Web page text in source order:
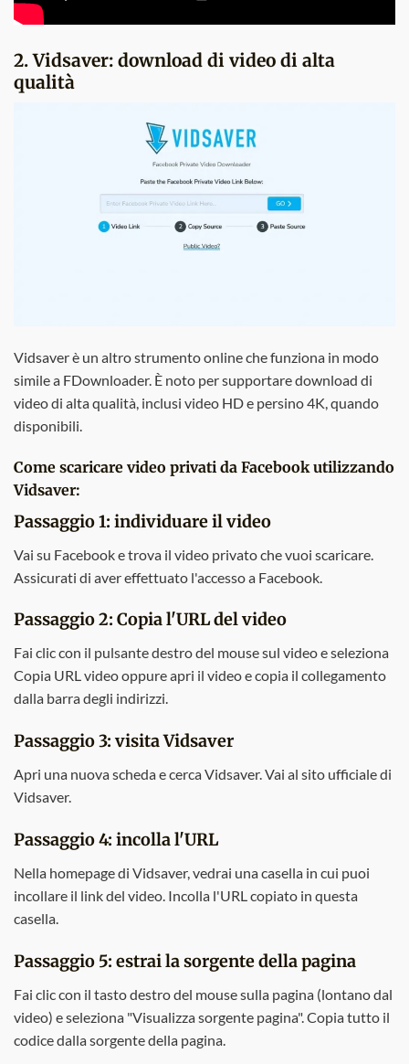
2. Vidsaver: download di video di alta
qualità
Vidsaver è un altro strumento online che funziona in modo
simile a FDownloader. È noto per supportare download di
video di alta qualità, inclusi video HD e persino 4K, quando
disponibili.
Come scaricare video privati da Facebook utilizzando
Vidsaver:
Passaggio 1: individuare il video
Vai su Facebook e trova il video privato che vuoi scaricare.
Assicurati di aver effettuato l'accesso a Facebook.
Passaggio 2: Copia l'URL del video
Fai clic con il pulsante destro del mouse sul video e seleziona
Copia URL video oppure apri il video e copia il collegamento
dalla barra degli indirizzi.
Passaggio 3: visita Vidsaver
Apri una nuova scheda e cerca Vidsaver. Vai al sito ufficiale di
Vidsaver.
Passaggio 4: incolla l'URL
Nella homepage di Vidsaver, vedrai una casella in cui puoi
incollare il link del video. Incolla l'URL copiato in questa
casella.
Passaggio 5: estrai la sorgente della pagina
Fai clic con il tasto destro del mouse sulla pagina (lontano dal
video) e seleziona "Visualizza sorgente pagina". Copia tutto il
codice dalla sorgente della pagina.